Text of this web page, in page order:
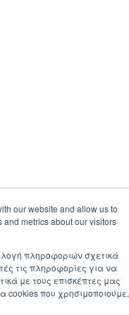
our website and allow us to
metrics about our visitors
πληροφοριών σχετικά
τις πληροφορίες για να
με τους επισκέπτες μας
cookies που χρησιμοποιούμε,